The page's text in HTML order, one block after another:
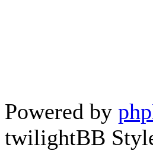
Powered by
twilightBB